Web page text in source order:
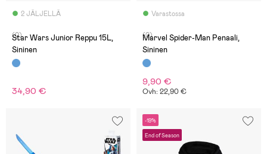
2 JÄLJELLÄ
(0)
Star Wars Junior Reppu 15L,
Sininen
34,90 €
Varastossa
(0)
Marvel Spider-Man Penaali,
Sininen
9,90 €
Ovh: 22,90 €
-19%
End of Season